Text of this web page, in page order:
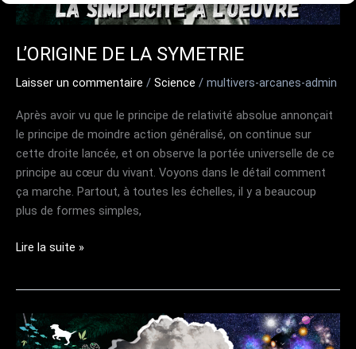
L’ORIGINE DE LA SYMETRIE
Laisser un commentaire / Science / multivers-arcanes-admin
Après avoir vu que le principe de relativité absolue annonçait
le principe de moindre action généralisé, on continue sur
cette droite lancée, et on observe la portée universelle de ce
principe au cœur du vivant. Voyons dans le détail comment
ça marche. Partout, à toutes les échelles, il y a beaucoup
plus de formes simples,
L’ORIGINE
Lire la suite »